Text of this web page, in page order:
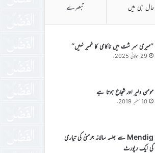
حال ہی میں تبصرے
’’میری سر شت میں ناکامی کا خمیر نہیں‘‘
29 جولائی 2025ء
مومن دلیر اور شجاع ہوتا ہے
10 ستمبر 2019ء
Mendig سے جلسہ سالانہ جرمنی کی تیاری
کی ایک رپورٹ